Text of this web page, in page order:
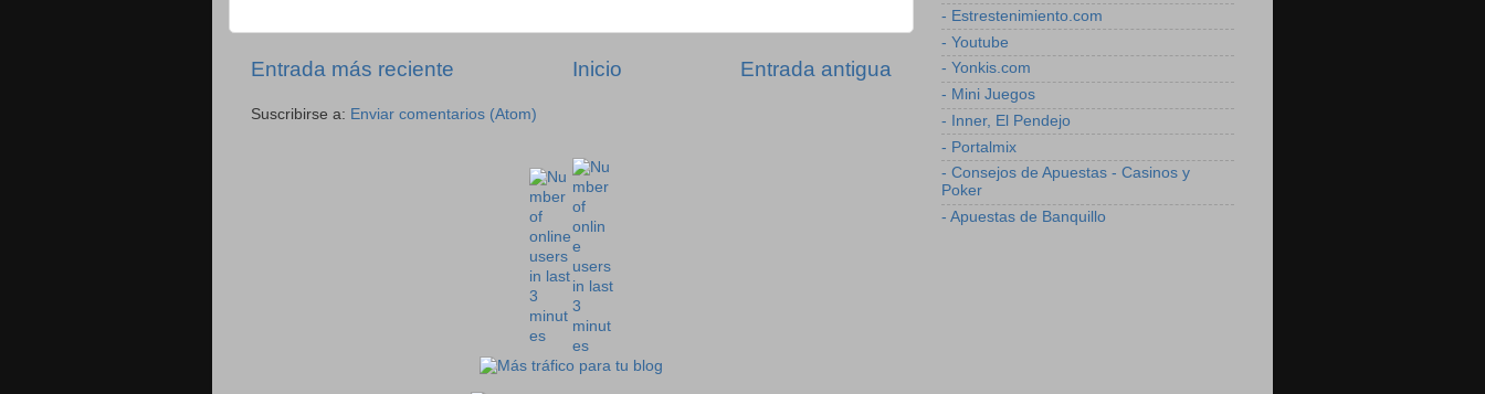
Entrada más reciente Entrada antigua
Inicio
Suscribirse a: Enviar comentarios (Atom)
- Estrestenimiento.com
- Youtube
- Yonkis.com
- Mini Juegos
- Inner, El Pendejo
- Portalmix
- Consejos de Apuestas - Casinos y
Poker
- Apuestas de Banquillo